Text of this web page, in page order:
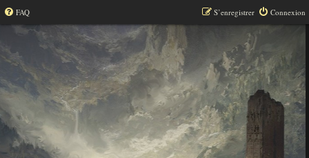
FAQ Connexion
S’enregistrer